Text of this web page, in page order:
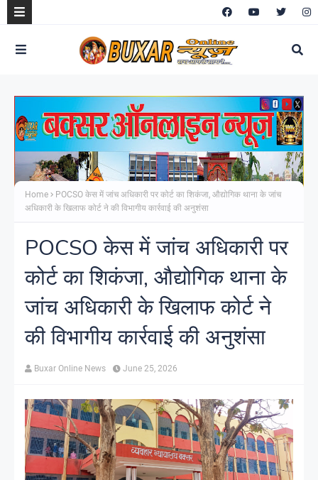
Home
POCSO केस में जांच अधिकारी पर कोर्ट का शिकंजा, औद्योगिक थाना के जांच
अधिकारी के खिलाफ कोर्ट ने की विभागीय कार्रवाई की अनुशंसा
POCSO केस में जांच अधिकारी पर
कोर्ट का शिकंजा, औद्योगिक थाना के
जांच अधिकारी के खिलाफ कोर्ट ने
की विभागीय कार्रवाई की अनुशंसा
Buxar Online News June 25, 2026